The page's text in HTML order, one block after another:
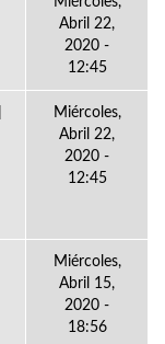
Abril 22,
2020 -
12:45
Miércoles,
Abril 22,
2020 -
12:45
Miércoles,
Abril 15,
2020 -
18:56